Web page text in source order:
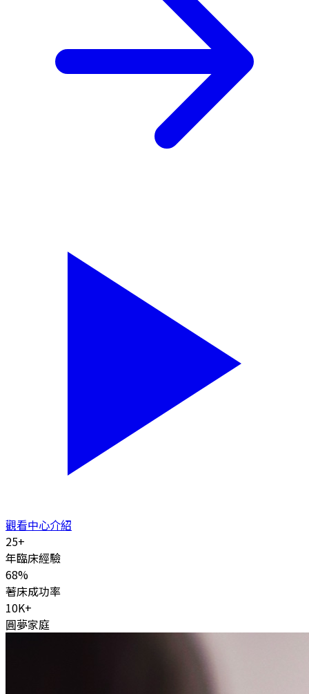
觀看中心介紹
25+
年臨床經驗
68%
著床成功率
10K+
圓夢家庭